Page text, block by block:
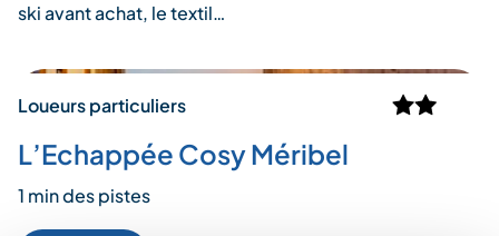
ski avant achat, le textil…
Loueurs particuliers
L’Echappée Cosy Méribel
1 min des pistes